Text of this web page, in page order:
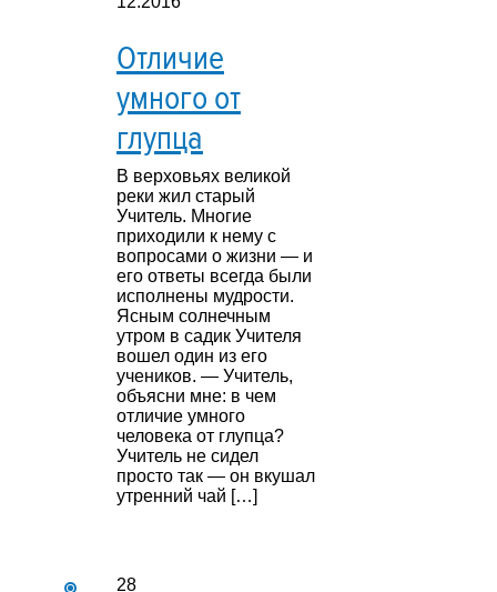
Отличие
умного от
глупца
В верховьях великой
реки жил старый
Учитель. Многие
приходили к нему с
вопросами о жизни — и
его ответы всегда были
исполнены мудрости.
Ясным солнечным
утром в садик Учителя
вошел один из его
учеников. — Учитель,
объясни мне: в чем
отличие умного
человека от глупца?
Учитель не сидел
просто так — он вкушал
утренний чай […]
28